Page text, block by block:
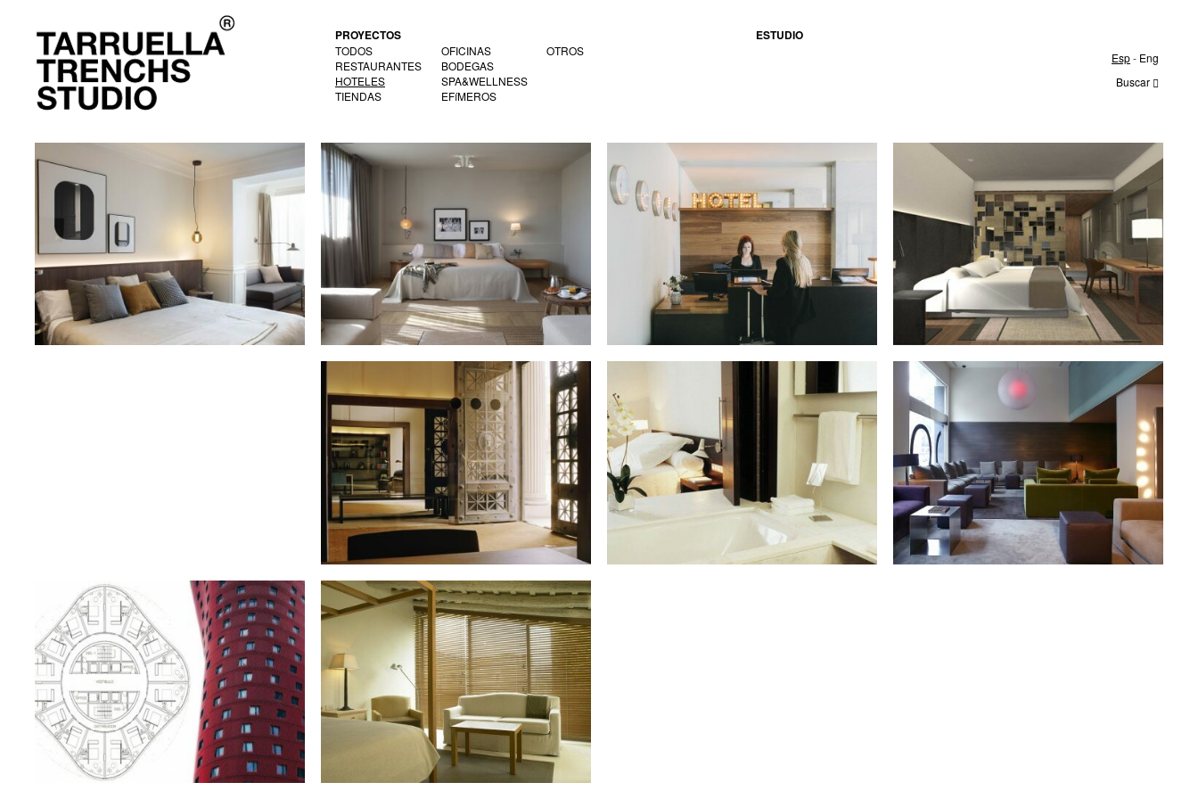
PROYECTOS
TODOS
RESTAURANTES
HOTELES
TIENDAS
OFICINAS
BODEGAS
SPA&WELLNESS
EFíMEROS
OTROS
ESTUDIO
Esp- Eng
Buscar
H10 Casa Mimosa Hotel Peralada Dear Hotel Proyecto. Hotel Grupo Rayet
Grand Hotel Central Hotel OMM
Concurso. Hotel Fira Barcelona Hotel del Teatre